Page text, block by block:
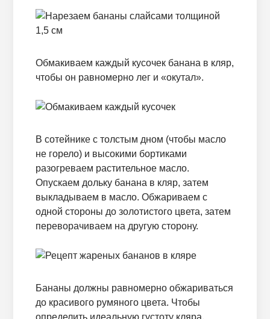
Обмакиваем каждый кусочек банана в кляр,
чтобы он равномерно лег и «окутал».
В сотейнике с толстым дном (чтобы масло
не горело) и высокими бортиками
разогреваем растительное масло.
Опускаем дольку банана в кляр, затем
выкладываем в масло. Обжариваем с
одной стороны до золотистого цвета, затем
переворачиваем на другую сторону.
Бананы должны равномерно обжариваться
до красивого румяного цвета. Чтобы